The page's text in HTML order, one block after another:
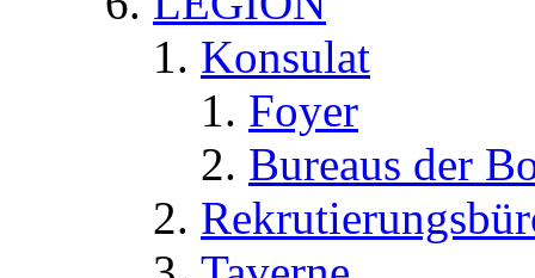
Konsulat
Foyer
Bureaus der